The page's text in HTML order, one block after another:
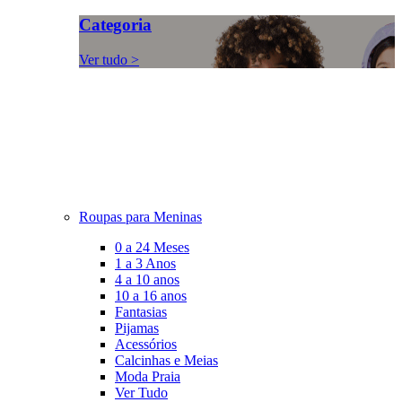
Categoria
Ver tudo >
Roupas para Meninas
0 a 24 Meses
1 a 3 Anos
4 a 10 anos
10 a 16 anos
Fantasias
Pijamas
Acessórios
Calcinhas e Meias
Moda Praia
Ver Tudo